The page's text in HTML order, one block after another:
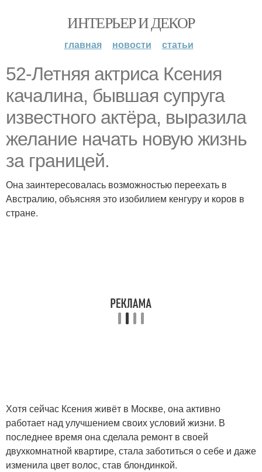
ИНТЕРЬЕР И ДЕКОР
главная новости статьи
52-Летняя актриса Ксения
качалина, бывшая супруга
известного актёра, выразила
желание начать новую жизнь
за границей.
Она заинтересовалась возможностью переехать в
Австралию, объясняя это изобилием кенгуру и коров в
стране.
Хотя сейчас Ксения живёт в Москве, она активно
работает над улучшением своих условий жизни. В
последнее время она сделала ремонт в своей
двухкомнатной квартире, стала заботиться о себе и даже
изменила цвет волос, став блондинкой.